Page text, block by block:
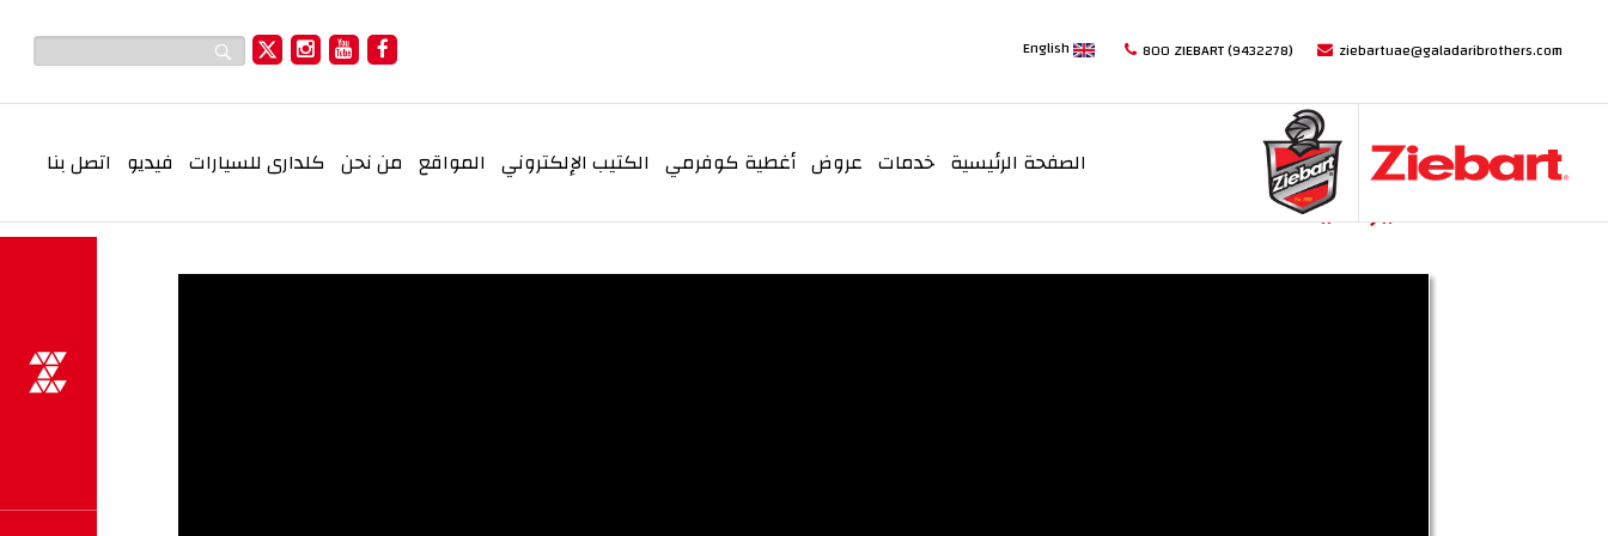
800 ZIEBART (9432278) ziebartuae@galadaribrothers.com
اتصل بنا فيديو كلدارى للسيارات من نحن المواقع الكتيب الإلكتروني أغطية كوفرمي عروض خدمات الصفحة الرئيسية سيراميك Z-GLOSS®